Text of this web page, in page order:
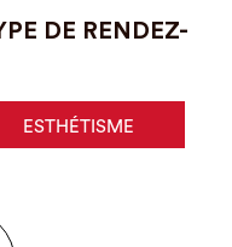
DE RENDEZ-
ESTHÉTISME